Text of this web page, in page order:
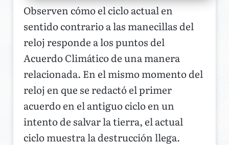
Observen cómo el ciclo actual en
sentido contrario a las manecillas del
reloj responde a los puntos del
Acuerdo Climático de una manera
relacionada. En el mismo momento del
reloj en que se redactó el primer
acuerdo en el antiguo ciclo en un
intento de salvar la tierra, el actual
ciclo muestra la destrucción llega.